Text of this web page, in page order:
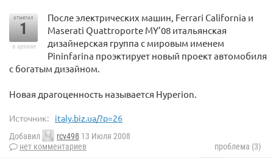
отметил
1
в архиве
После электрических машин, Ferrari California и
Maserati Quattroporte MY’08 итальянская
дизайнерская группа с мировым именем
Pininfarina проэктирует новый проект автомобиля
с богатым дизайном.
Новая драгоценность называется Hyperion.
Источник: italy.biz.ua/?p=26
Добавил rcv498 13 Июля 2008
нет комментариев
проблема (3)